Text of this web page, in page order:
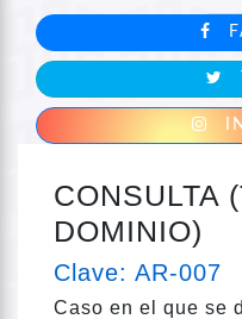
CONSULTA
DOMINIO)
Clave: AR-007
Caso en el que se